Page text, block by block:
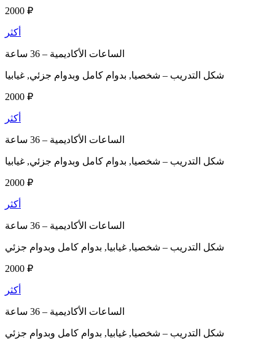
2000 ₽
أكثر
الساعات الأكاديمية –
شكل التدريب – شخصيا, بدوام كامل وبدوام جزئي, غيابيا
2000 ₽
أكثر
الساعات الأكاديمية –
شكل التدريب – شخصيا, بدوام كامل وبدوام جزئي, غيابيا
2000 ₽
أكثر
الساعات الأكاديمية –
شكل التدريب – شخصيا, غيابيا, بدوام كامل وبدوام جزئي
2000 ₽
أكثر
الساعات الأكاديمية –
شكل التدريب – شخصيا, غيابيا, بدوام كامل وبدوام جزئي